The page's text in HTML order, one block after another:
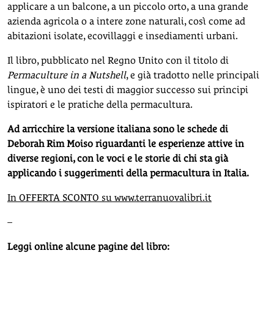
applicare a un balcone, a un piccolo orto, a una grande
azienda agricola o a intere zone naturali, così come ad
abitazioni isolate, ecovillaggi e insediamenti urbani.
Il libro, pubblicato nel Regno Unito con il titolo di
Permaculture in a Nutshell, e già tradotto nelle principali
lingue, è uno dei testi di maggior successo sui principi
ispiratori e le pratiche della permacultura.
Ad arricchire la versione italiana sono le schede di
Deborah Rim Moiso riguardanti le esperienze attive in
diverse regioni, con le voci e le storie di chi sta già
applicando i suggerimenti della permacultura in Italia.
In OFFERTA SCONTO su www.terranuovalibri.it
–
Leggi online alcune pagine del libro: